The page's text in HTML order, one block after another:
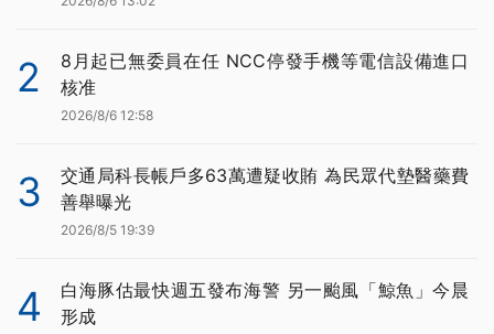
2
8月起已無委員在任 NCC停發手機等電信設備進口
核准
2026/8/6 12:58
3
交通局科長帳戶多63萬遭疑收賄 為民眾代墊醫藥費
善舉曝光
2026/8/5 19:39
4
白海豚估最快週五發布海警 另一颱風「鯨魚」今晨
形成